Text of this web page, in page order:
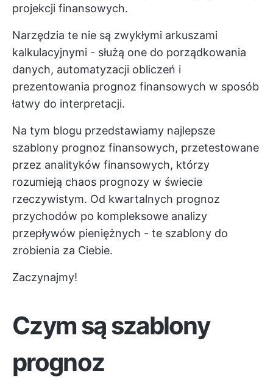
projekcji finansowych.
Narzędzia te nie są zwykłymi arkuszami
kalkulacyjnymi - służą one do porządkowania
danych, automatyzacji obliczeń i
prezentowania prognoz finansowych w sposób
łatwy do interpretacji.
Na tym blogu przedstawiamy najlepsze
szablony prognoz finansowych, przetestowane
przez analityków finansowych, którzy
rozumieją chaos prognozy w świecie
rzeczywistym. Od kwartalnych prognoz
przychodów po kompleksowe analizy
przepływów pieniężnych - te szablony do
zrobienia za Ciebie.
Zaczynajmy!
Czym są szablony
prognoz